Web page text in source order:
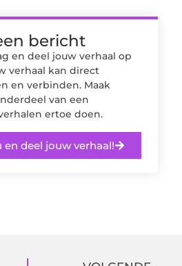
bericht
en deel jouw verhaal op
verhaal kan direct
en verbinden. Maak
van een
ertoe doen.
en deel jouw verhaal!